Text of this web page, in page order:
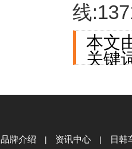
线
本文
关键
品牌介绍 | 资讯中心 | 日韩